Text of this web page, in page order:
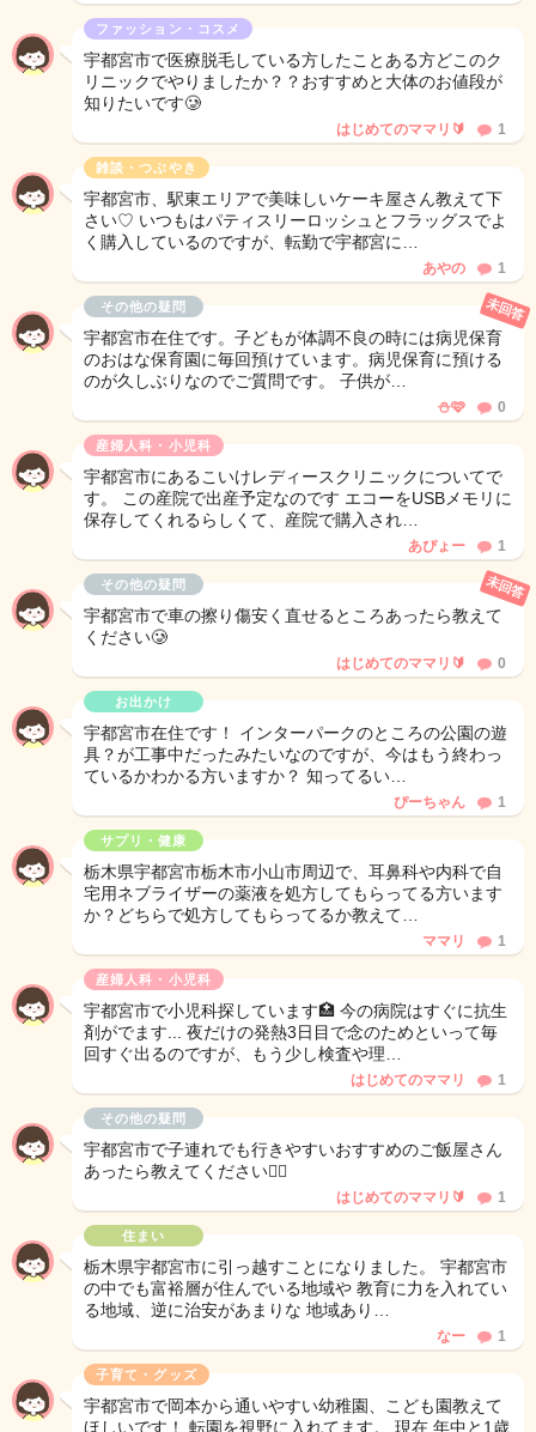
ファッション・コスメ
宇都宮市で医療脱毛している方したことある方どこのク
リニックでやりましたか？？おすすめと大体のお値段が
知りたいです🥲
はじめてのママリ🔰 1
雑談・つぶやき
宇都宮市、駅東エリアで美味しいケーキ屋さん教えて下
さい♡ いつもはパティスリーロッシュとフラッグスでよ
く購入しているのですが、転勤で宇都宮に…
あやの 1
その他の疑問
宇都宮市在住です。子どもが体調不良の時には病児保育
のおはな保育園に毎回預けています。病児保育に預ける
のが久しぶりなのでご質問です。 子供が…
未回答
‪⛄️‪🩷 0
産婦人科・小児科
宇都宮市にあるこいけレディースクリニックについてで
す。 この産院で出産予定なのです エコーをUSBメモリに
保存してくれるらしくて、産院で購入され…
あぴょー 1
その他の疑問
宇都宮市で車の擦り傷安く直せるところあったら教えて
ください🥲
未回答
はじめてのママリ🔰 0
お出かけ
宇都宮市在住です！ インターパークのところの公園の遊
具？が工事中だったみたいなのですが、今はもう終わっ
ているかわかる方いますか？ 知ってるい…
ぴーちゃん 1
サプリ・健康
栃木県宇都宮市栃木市小山市周辺で、耳鼻科や内科で自
宅用ネブライザーの薬液を処方してもらってる方います
か？どちらで処方してもらってるか教えて…
ママリ 1
産婦人科・小児科
宇都宮市で小児科探しています🏥 今の病院はすぐに抗生
剤がでます... 夜だけの発熱3日目で念のためといって毎
回すぐ出るのですが、もう少し検査や理…
はじめてのママリ 1
その他の疑問
宇都宮市で子連れでも行きやすいおすすめのご飯屋さん
あったら教えてください🙇‍♀️
はじめてのママリ🔰 1
住まい
栃木県宇都宮市に引っ越すことになりました。 宇都宮市
の中でも富裕層が住んでいる地域や 教育に力を入れてい
る地域、逆に治安があまりな 地域あり…
なー 1
子育て・グッズ
宇都宮市で岡本から通いやすい幼稚園、こども園教えて
ほしいです！ 転園を視野に入れてます。 現在 年中と1歳